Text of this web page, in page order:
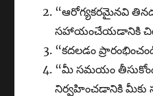
“ఆరోగ్యకరమైనవి
సహాయంచేయడానికి
“కదలడం
“మీ సమయం
నిర్వహించడానికి మీకు